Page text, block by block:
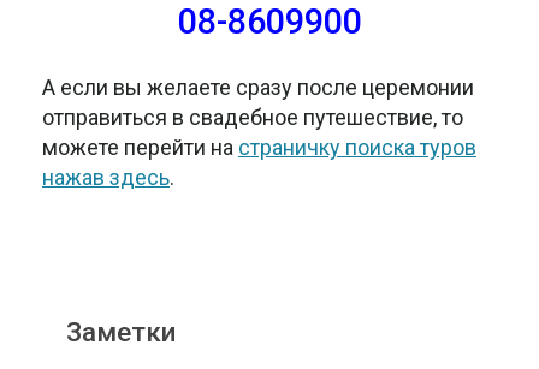
08-8609900
А если вы желаете сразу после церемонии
отправиться в свадебное путешествие, то
можете перейти на страничку поиска туров
нажав здесь.
Заметки